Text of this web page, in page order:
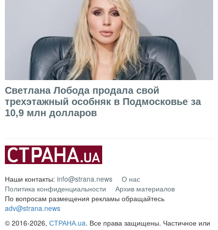
Светлана Лобода продала свой
трехэтажный особняк в Подмосковье за
10,9 млн долларов
Наши контакты: info@strana.news
О нас
Политика конфиденциальности
Архив материалов
По вопросам размещения рекламы обращайтесь
adv@strana.news
© 2016-2026, СТРАНА.ua. Все права защищены. Частичное или